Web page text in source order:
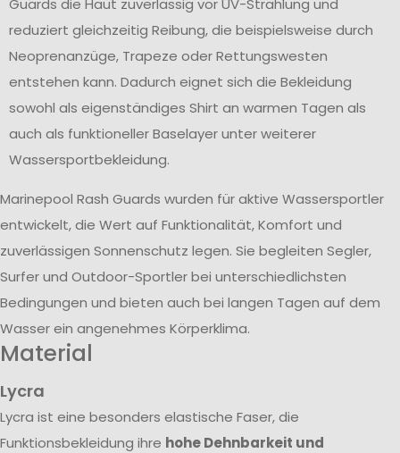
Guards die Haut zuverlässig vor UV-Strahlung und
reduziert gleichzeitig Reibung, die beispielsweise durch
Neoprenanzüge, Trapeze oder Rettungswesten
entstehen kann. Dadurch eignet sich die Bekleidung
sowohl als eigenständiges Shirt an warmen Tagen als
auch als funktioneller Baselayer unter weiterer
Wassersportbekleidung.
Marinepool Rash Guards wurden für aktive Wassersportler
entwickelt, die Wert auf Funktionalität, Komfort und
zuverlässigen Sonnenschutz legen. Sie begleiten Segler,
Surfer und Outdoor-Sportler bei unterschiedlichsten
Bedingungen und bieten auch bei langen Tagen auf dem
Wasser ein angenehmes Körperklima.
Material
Lycra
Lycra ist eine besonders elastische Faser, die
Funktionsbekleidung ihre hohe Dehnbarkeit und